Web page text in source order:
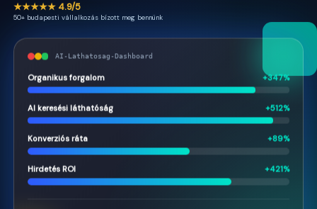
★★★★★ 4.9/5
50+ budapesti vállalkozás bízott meg bennünk
Organikus forgalom +347%
AI keresési láthatóság +512%
Konverziós ráta +89%
Hirdetés ROI +421%